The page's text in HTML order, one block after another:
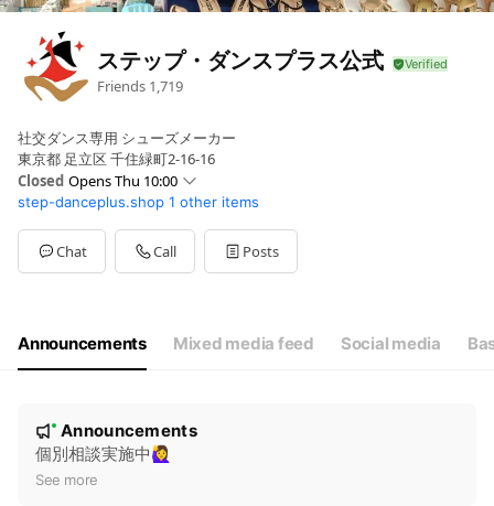
ステップ・ダンスプラス公式
Friends 1,719
社交ダンス専用 シューズメーカー
東京都 足立区 千住緑町2-16-16
Closed Opens Thu 10:00
SunClosed
Mon10:00 - 18:00
Tue10:00 - 18:00
Wed10:00 - 18:00
↑営業時間や出店情報はLINEでご確認下さい
step-danceplus.shop 1 other items
Chat Call Posts
Announcements Mixed media feed Social media
New
Announcements
個別相談実施中🙋‍♀️
See more